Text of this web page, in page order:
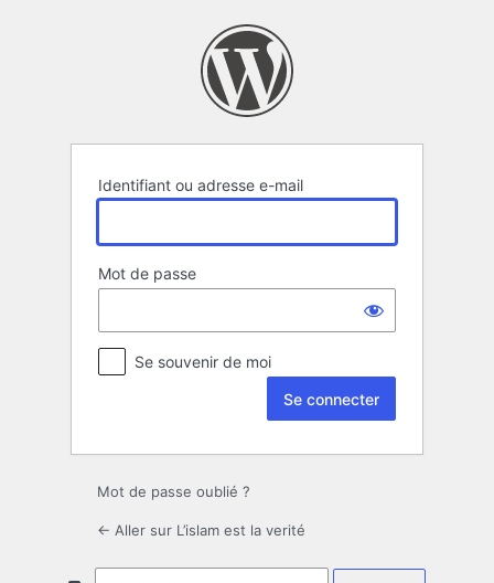
Identifiant ou adresse e-mail
Mot de passe
Se souvenir de moi
Mot de passe oublié ?
← Aller sur L’islam est la verité